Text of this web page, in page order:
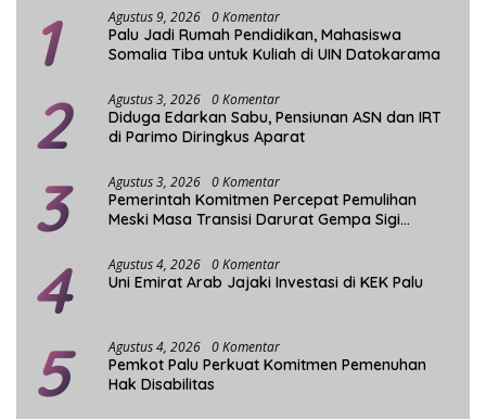
1 Agustus 9, 2026 0 Komentar
Palu Jadi Rumah Pendidikan, Mahasiswa
Somalia Tiba untuk Kuliah di UIN Datokarama
2 Agustus 3, 2026 0 Komentar
Diduga Edarkan Sabu, Pensiunan ASN dan IRT
di Parimo Diringkus Aparat
3 Agustus 3, 2026 0 Komentar
Pemerintah Komitmen Percepat Pemulihan
Meski Masa Transisi Darurat Gempa Sigi
4 Agustus 4, 2026 0 Komentar
Uni Emirat Arab Jajaki Investasi di KEK Palu
5 Agustus 4, 2026 0 Komentar
Pemkot Palu Perkuat Komitmen Pemenuhan
Hak Disabilitas